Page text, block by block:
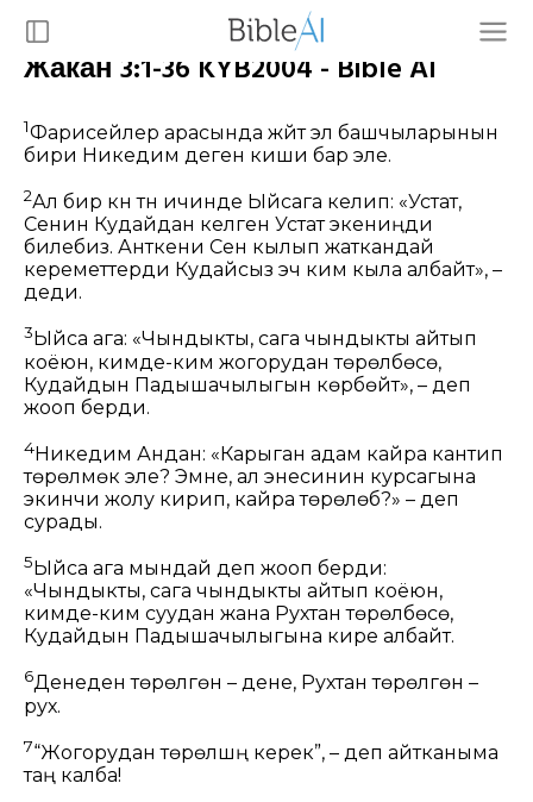
Жакан 3:1-36 KYB2004 - Bible AI
1Фарисейлер арасында жүйүт эл башчыларынын
бири Никедим деген киши бар эле.
2Ал бир күнү түн ичинде Ыйсага келип: «Устат,
Сенин Кудайдан келген Устат экениңди
билебиз. Анткени Сен кылып жаткандай
кереметтерди Кудайсыз эч ким кыла албайт», –
деди.
3 Ыйса ага: «Чындыкты, сага чындыкты айтып
коёюн, кимде-ким жогорудан төрөлбөсө,
Кудайдын Падышачылыгын көрбөйт», – деп
жооп берди.
4Никедим Андан: «Карыган адам кайра кантип
төрөлмөк эле? Эмне, ал энесинин курсагына
экинчи жолу кирип, кайра төрөлөбү?» – деп
сурады.
5 Ыйса ага мындай деп жооп берди:
«Чындыкты, сага чындыкты айтып коёюн,
кимде-ким суудан жана Рухтан төрөлбөсө,
Кудайдын Падышачылыгына кире албайт.
6Денеден төрөлгөн – дене, Рухтан төрөлгөн –
рух.
7“Жогорудан төрөлүшүң керек”, – деп айтканыма
таң калба!